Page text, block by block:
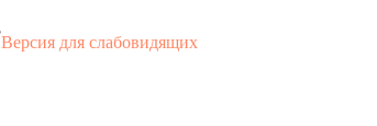
Версия для слабовидящих